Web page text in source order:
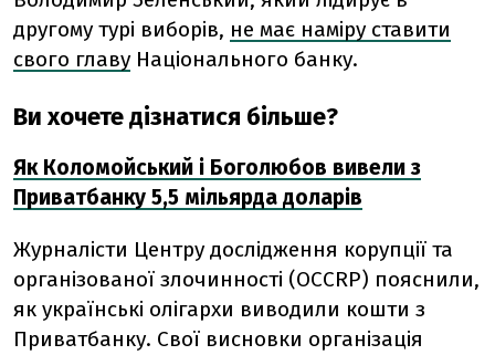
другому турі виборів, не має наміру ставити
свого главу Національного банку.
Ви хочете дізнатися більше?
Як Коломойський і Боголюбов вивели з
Приватбанку 5,5 мільярда доларів
Журналісти Центру дослідження корупції та
організованої злочинності (OCCRP) пояснили,
як українські олігархи виводили кошти з
Приватбанку. Свої висновки організація